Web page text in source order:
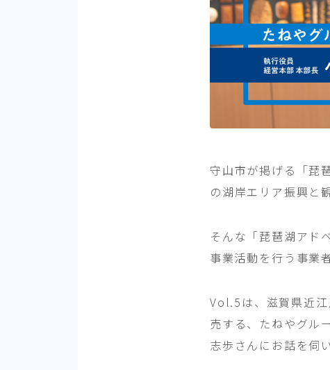
守山市が掲げる「琵
の湖岸エリア振興と
そんな「琵琶湖アド
事業活動を行う事業
Vol.5は、滋賀県近
売する、たねやグル
志歩さんにお話を伺